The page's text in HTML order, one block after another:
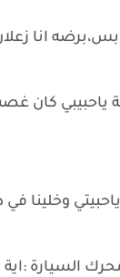
بس،برضه انا
كان
وخلينا في
السيارة :اية